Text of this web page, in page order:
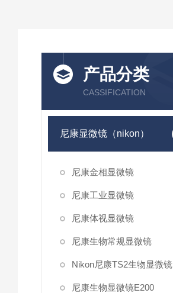
产品分类
CASSIFICATION
尼康显微镜（nikon）
尼康金相显微镜
尼康工业显微镜
尼康体视显微镜
尼康生物常规显微镜
Nikon尼康TS2生物显微镜
尼康生物显微镜E200